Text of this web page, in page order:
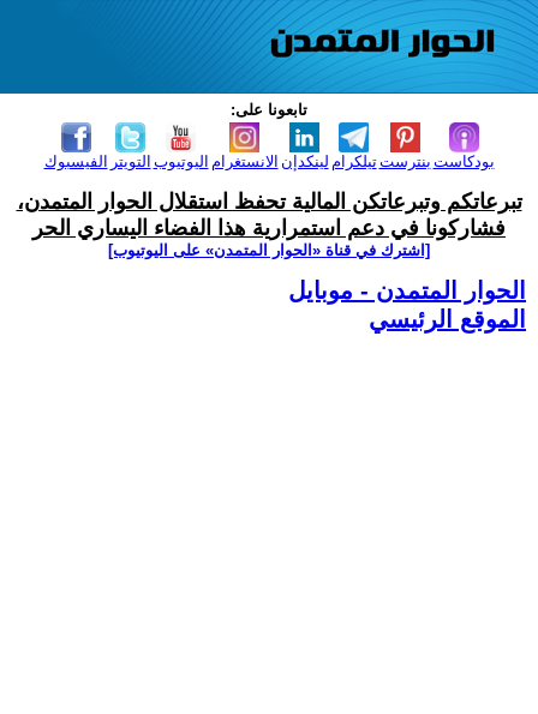
تابعونا على:
الفيسبوك التويتر اليوتيوب الانستغرام لينكدإن تيلكرامبنترست بودكاست
تبرعاتكم وتبرعاتكن المالية تحفظ استقلال الحوار المتمدن،
فشاركونا في دعم استمرارية هذا الفضاء اليساري الحر
[اشترك في قناة ‫«الحوار المتمدن» على اليوتيوب]
الحوار المتمدن - موبايل
الموقع الرئيسي